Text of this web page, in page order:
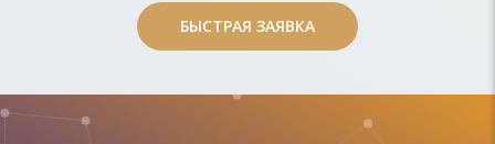
БЫСТРАЯ ЗАЯВКА
БЫСТРАЯ ЗАЯВКА